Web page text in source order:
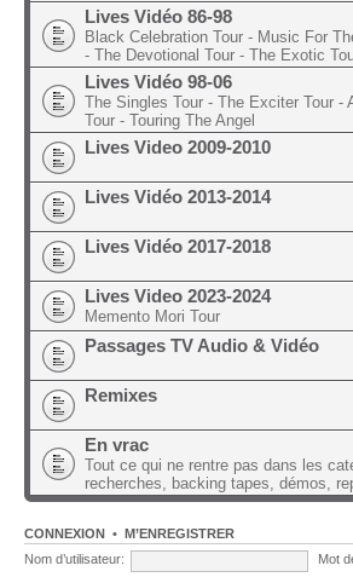
Lives Vidéo 86-98
Black Celebration Tour - Music For
- The Devotional Tour - The Exotic
Lives Vidéo 98-06
The Singles Tour - The Exciter Tour -
Tour - Touring The Angel
Lives Video 2009-2010
Lives Vidéo 2013-2014
Lives Vidéo 2017-2018
Lives Video 2023-2024
Memento Mori Tour
Passages TV Audio & Vidéo
Remixes
En vrac
Tout ce qui ne rentre pas dans les
recherches, backing tapes, démos,
CONNEXION • M’ENREGISTRER
Nom d’utilisateur:
Mot